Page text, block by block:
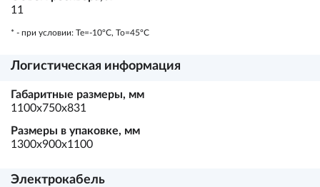
11
* - при условии: Te=-10ºC, To=45ºC
Логистическая информация
Габаритные размеры, мм
1100х750х831
Размеры в упаковке, мм
1300х900х1100
Электрокабель